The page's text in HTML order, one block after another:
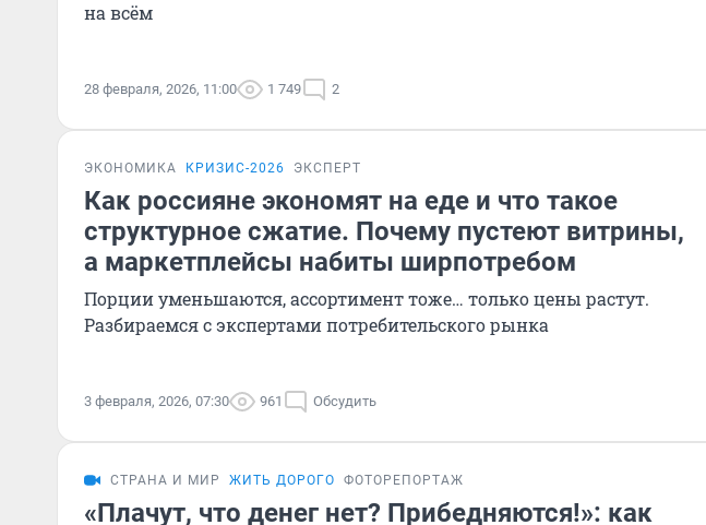
на всём
28 февраля, 2026, 11:00 1 749 2
ЭКОНОМИКА КРИЗИС-2026 ЭКСПЕРТ
Как россияне экономят на еде и что такое
структурное сжатие. Почему пустеют витрины,
а маркетплейсы набиты ширпотребом
Порции уменьшаются, ассортимент тоже… только цены растут.
Разбираемся с экспертами потребительского рынка
3 февраля, 2026, 07:30 961 Обсудить
СТРАНА И МИР ЖИТЬ ДОРОГО ФОТОРЕПОРТАЖ
«Плачут, что денег нет? Прибедняются!»: как